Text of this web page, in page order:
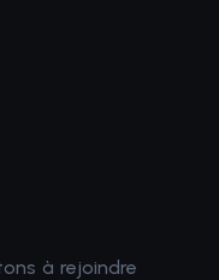
à rejoindre